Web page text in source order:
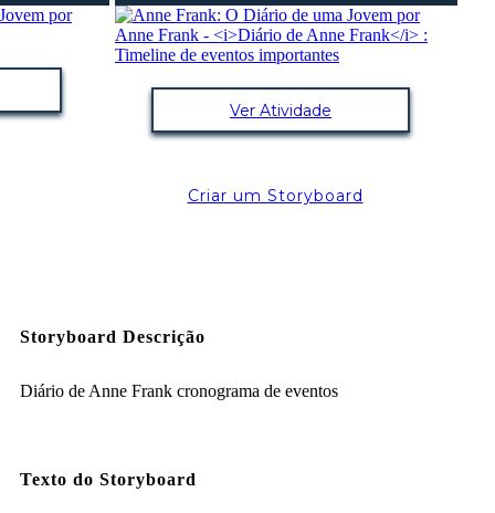
Ver Atividade
Criar um Storyboard
Storyboard Descrição
Diário de Anne Frank cronograma de eventos
Texto do Storyboard